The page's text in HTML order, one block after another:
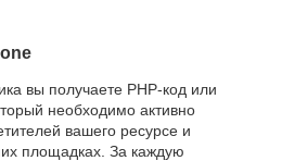
вы получаете PHP-код или
необходимо активно
вашего ресурсе и
площадках. За каждую